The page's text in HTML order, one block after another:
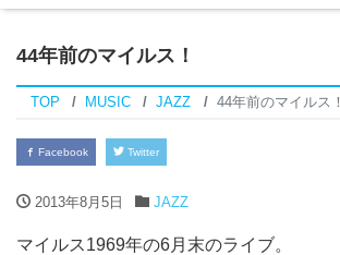
44年前のマイルス！
TOP MUSIC JAZZ 44年前のマイルス！
Facebook Twitter
2013年8月5日 JAZZ
マイルス1969年の6月末のライブ。